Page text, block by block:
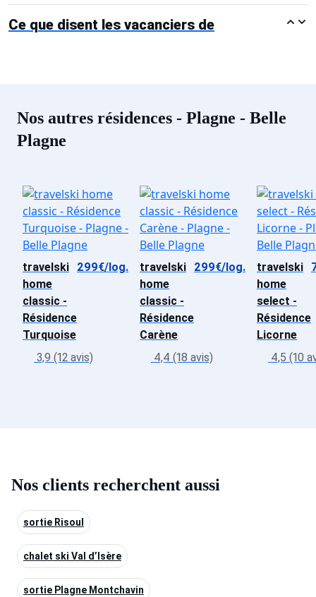
Ce que disent les vacanciers de
Nos autres résidences - Plagne - Belle
Plagne
travelski
home
classic -
Résidence
Turquoise
299€/log.
3,9 (12 avis)
travelski
home
classic -
Résidence
Carène
299€/log.
4,4 (18 avis)
travelski
home
select -
Résidence
Licorne
4,5 (10
Nos clients recherchent aussi
sortie Risoul
chalet ski Val d’Isère
sortie Plagne Montchavin